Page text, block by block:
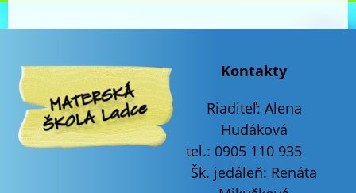
Kontakty
Riaditeľ: Alena
Hudáková
tel.: 0905 110 935
Šk. jedáleň: Renáta